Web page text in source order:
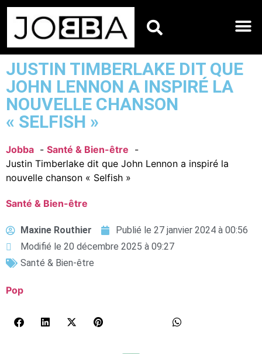
JUSTIN TIMBERLAKE DIT QUE
JOHN LENNON A INSPIRÉ LA
NOUVELLE CHANSON
« SELFISH »
Jobba
Santé & Bien-être
Justin Timberlake dit que John Lennon a inspiré la
nouvelle chanson « Selfish »
Santé & Bien-être
Maxine Routhier Publié le 27 janvier 2024 à 00:56
Modifié le 20 décembre 2025 à 09:27
Santé & Bien-être
Pop